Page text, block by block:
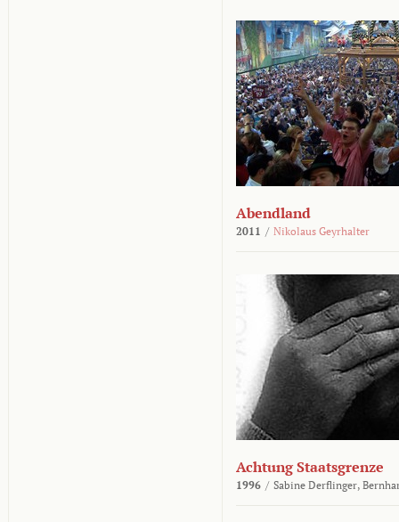
Abendland
2011 / Nikolaus Geyrhalter
Achtung Staatsgrenze
1996 / Sabine Derflinger,